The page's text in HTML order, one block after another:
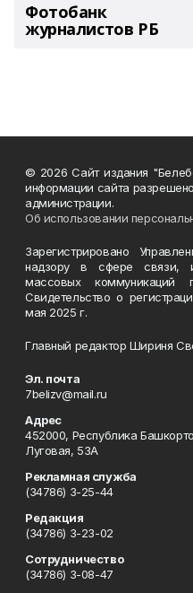
Фотобанк
журналистов РБ
© 2026 Сайт издания
информации сайта
администрации.
Об использовании
Зарегистрировано
надзору в сфере связи,
массовых коммуникаций
Свидетельство о
мая 2025 г.
Главный редактор Шириня
Эл. почта
7belizv@mail.ru
Адрес
452000, Республика
Луговая, 53А
Рекламная служба
(34786) 3-25-44
Редакция
(34786) 3-23-02
Сотрудничество
(34786) 3-08-47